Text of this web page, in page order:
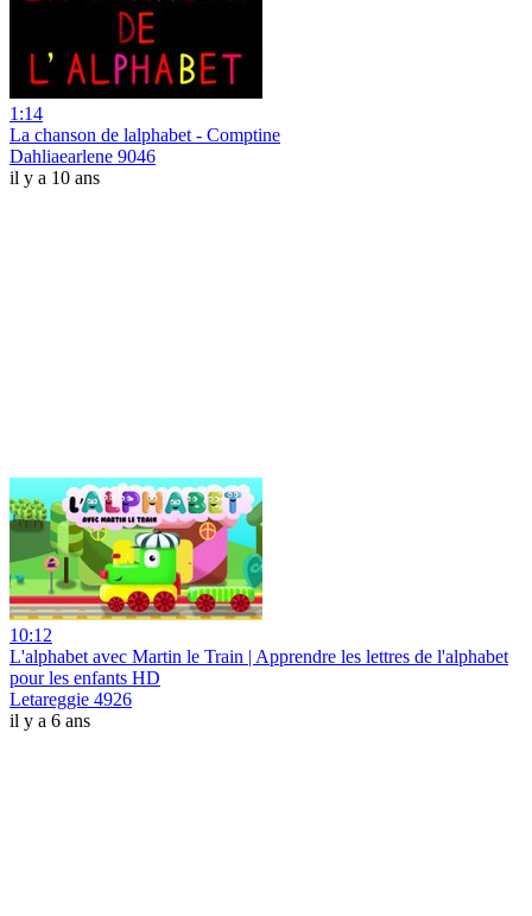
1:14
La chanson de lalphabet - Comptine
Dahliaearlene 9046
il y a 10 ans
10:12
L'alphabet avec Martin le Train | Apprendre les lettres de l'alphabet
pour les enfants HD
Letareggie 4926
il y a 6 ans